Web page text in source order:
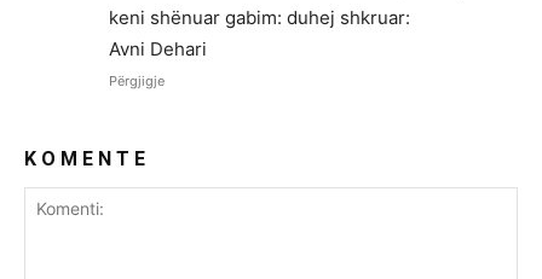
keni shënuar gabim: duhej shkruar:
Avni Dehari
Përgjigje
K O M E N T E